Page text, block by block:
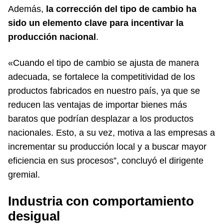
Además, la corrección del tipo de cambio ha
sido un elemento clave para incentivar la
producción nacional .
«Cuando el tipo de cambio se ajusta de manera
adecuada, se fortalece la competitividad de los
productos fabricados en nuestro país, ya que se
reducen las ventajas de importar bienes más
baratos que podrían desplazar a los productos
nacionales. Esto, a su vez, motiva a las empresas a
incrementar su producción local y a buscar mayor
eficiencia en sus procesos”, concluyó el dirigente
gremial.
Industria con comportamiento
desigual